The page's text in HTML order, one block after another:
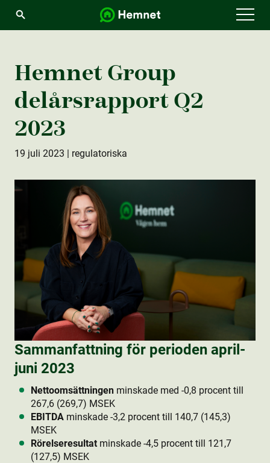
Hemnet Group
delårsrapport Q2
2023
19 juli 2023 | regulatoriska
Sammanfattning för perioden april-
juni 2023
Nettoomsättningen minskade med -0,8 procent till
267,6 (269,7) MSEK
EBITDA minskade -3,2 procent till 140,7 (145,3)
MSEK
Rörelseresultat minskade -4,5 procent till 121,7
(127,5) MSEK